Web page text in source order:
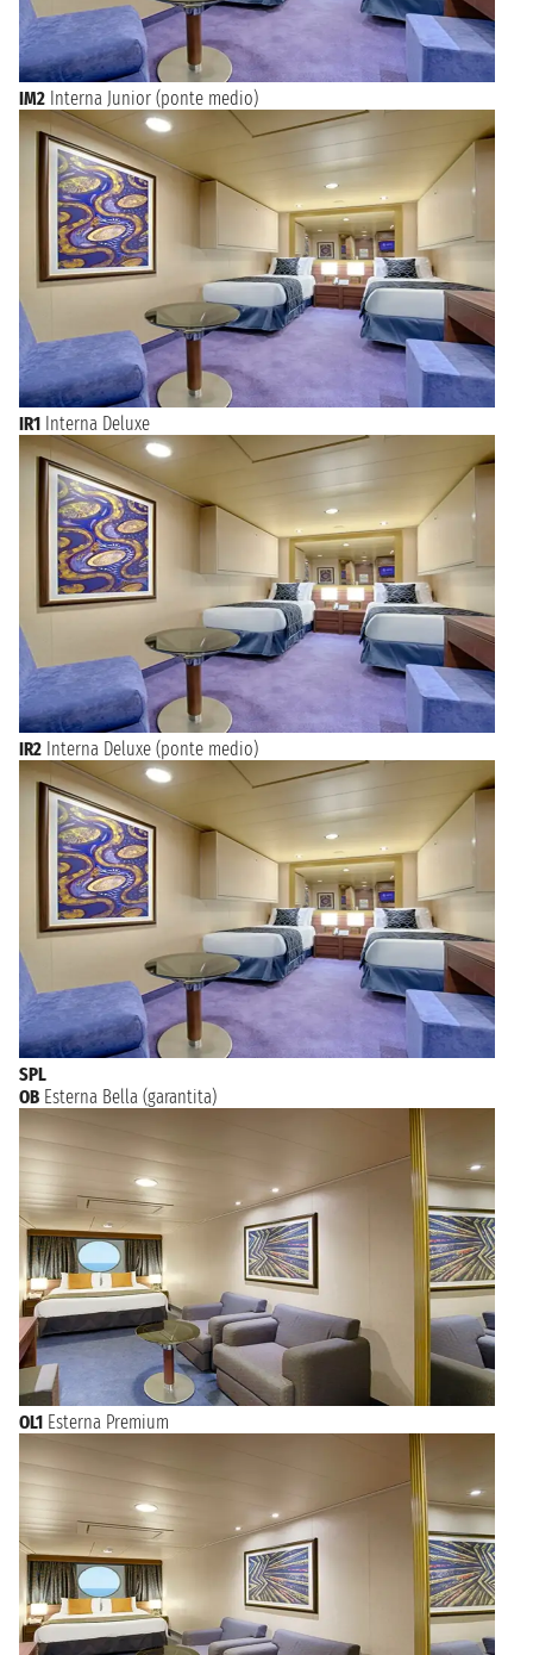
IM2 Interna Junior (ponte medio)
IR1 Interna Deluxe
IR2 Interna Deluxe (ponte medio)
SPL
OB Esterna Bella (garantita)
OL1 Esterna Premium